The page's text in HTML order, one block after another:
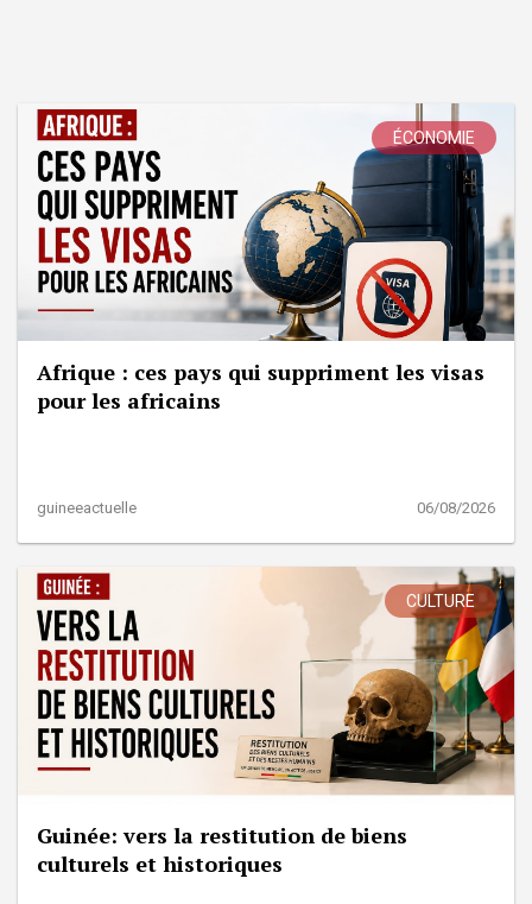
ÉCONOMIE
Afrique : ces pays qui suppriment les visas
pour les africains
guineeactuelle 06/08/2026
CULTURE
Guinée: vers la restitution de biens
culturels et historiques